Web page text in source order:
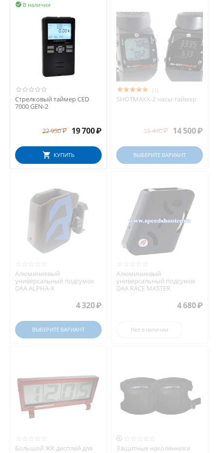
В наличии

Стрелковый таймер CED
7000 GEN-2
22 950₽ 19 700₽
КУПИТЬ
(1)
SHOTMAXX-2 часы-таймер
15 440₽ 14 500₽
ВЫБЕРИТЕ ВАРИАНТ
Алюминиевый
универсальный подсумок
DAA ALPHA-X
4 320₽
ВЫБЕРИТЕ ВАРИАНТ
Алюминиевый
универсальный подсумок
DAA RACE MASTER
4 680₽
Нет в наличии
Большой ЖК дисплей для

Защитные наколенники